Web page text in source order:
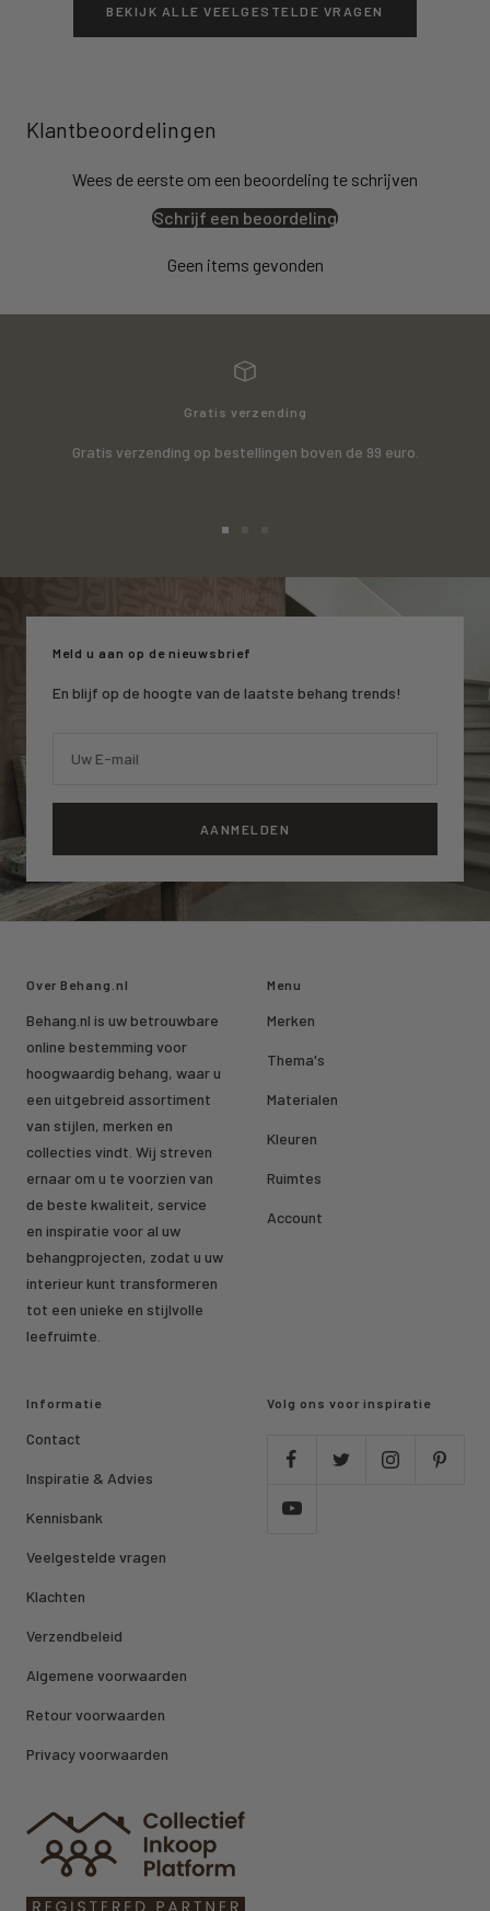
BEKIJK ALLE VEELGESTELDE VRAGEN
Klantbeoordelingen
Wees de eerste om een beoordeling te schrijven
Schrijf een beoordeling
Geen items gevonden
Gratis verzending
Gratis verzending op bestellingen boven de 99 euro.
1
2
slide
3
Meld u aan op de nieuwsbrief
En blijf op de hoogte van de laatste behang trends!
Uw E-mail
AANMELDEN
Over Behang.nl
Behang.nl is uw betrouwbare
online bestemming voor
hoogwaardig behang, waar u
een uitgebreid assortiment
van stijlen, merken en
collecties vindt. Wij streven
ernaar om u te voorzien van
de beste kwaliteit, service
en inspiratie voor al uw
behangprojecten, zodat u uw
interieur kunt transformeren
tot een unieke en stijlvolle
leefruimte.
Menu
Merken
Thema's
Materialen
Kleuren
Ruimtes
Account
Informatie
Contact
Inspiratie & Advies
Kennisbank
Veelgestelde vragen
Klachten
Verzendbeleid
Algemene voorwaarden
Retour voorwaarden
Privacy voorwaarden
Volg ons voor inspiratie